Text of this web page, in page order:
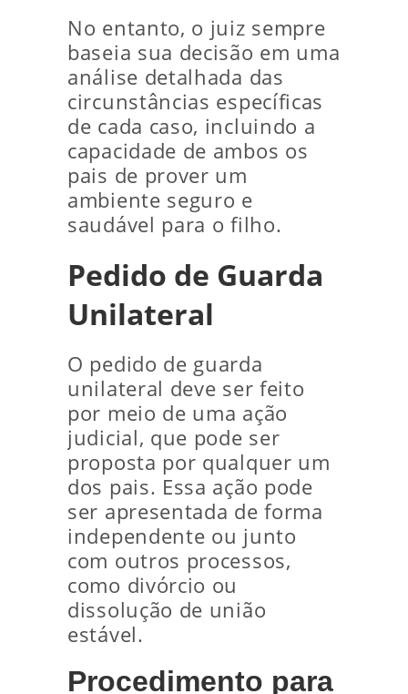
No entanto, o juiz sempre
baseia sua decisão em uma
análise detalhada das
circunstâncias específicas
de cada caso, incluindo a
capacidade de ambos os
pais de prover um
ambiente seguro e
saudável para o filho.
Pedido de Guarda
Unilateral
O pedido de guarda
unilateral deve ser feito
por meio de uma ação
judicial, que pode ser
proposta por qualquer um
dos pais. Essa ação pode
ser apresentada de forma
independente ou junto
com outros processos,
como divórcio ou
dissolução de união
estável.
Procedimento para